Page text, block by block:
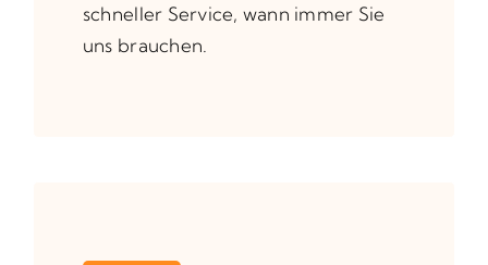
schneller Service, wann immer Sie
uns brauchen.